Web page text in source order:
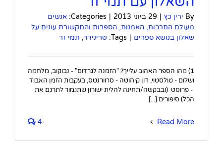
By ירין כץ 29 ביוני 2013 Categories: אנשים
מעולם התרבות, האמנות, הספרות והתקשורת עונים על
שאלון בנושא ספרים
Tags: טרינידד, תמי זר
1) מהו הספר האהוב עלייך? "הזמנה לגרדום" - נבוקוב, מלחמה
ושלום - טולסטוי, דון קיחוטה - סרוורנטס, בעקבות הזמן האבוד
- פרוסט (ובבקשה/תחינה להלית ישורון שתגמור לתרגם את
הכל) סיפורים [...]
Read More
4